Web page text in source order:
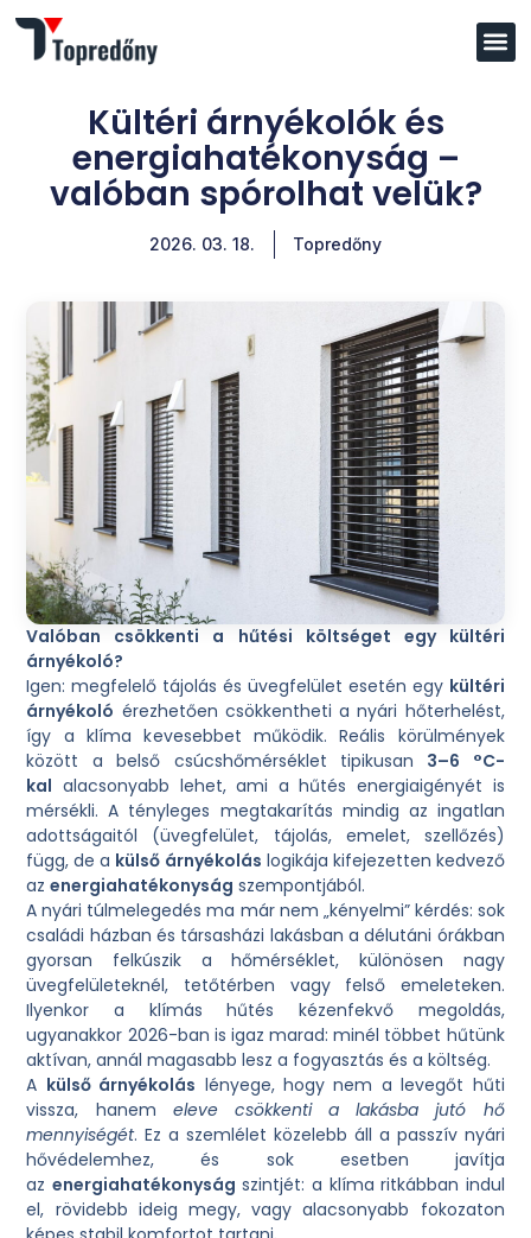
Kültéri árnyékolók és
energiahatékonyság –
valóban spórolhat velük?
2026. 03. 18. Topredőny
Valóban csökkenti a hűtési költséget egy kültéri
árnyékoló?
Igen: megfelelő tájolás és üvegfelület esetén egy kültéri
árnyékoló érezhetően csökkentheti a nyári hőterhelést,
így a klíma kevesebbet működik. Reális körülmények
között a belső csúcshőmérséklet tipikusan 3–6 °C-
kal alacsonyabb lehet, ami a hűtés energiaigényét is
mérsékli. A tényleges megtakarítás mindig az ingatlan
adottságaitól (üvegfelület, tájolás, emelet, szellőzés)
függ, de a külső árnyékolás logikája kifejezetten kedvező
azenergiahatékonyság szempontjából.
A nyári túlmelegedés ma már nem „kényelmi” kérdés: sok
családi házban és társasházi lakásban a délutáni órákban
gyorsan felkúszik a hőmérséklet, különösen nagy
üvegfelületeknél, tetőtérben vagy felső emeleteken.
Ilyenkor a klímás hűtés kézenfekvő megoldás,
ugyanakkor 2026-ban is igaz marad: minél többet hűtünk
aktívan, annál magasabb lesz a fogyasztás és a költség.
A külső árnyékolás lényege, hogy nem a levegőt hűti
vissza, hanem eleve csökkenti a lakásba jutó hő
mennyiségét. Ez a szemlélet közelebb áll a passzív nyári
hővédelemhez, és sok esetben javítja
az energiahatékonyság szintjét: a klíma ritkábban indul
el, rövidebb ideig megy, vagy alacsonyabb fokozaton